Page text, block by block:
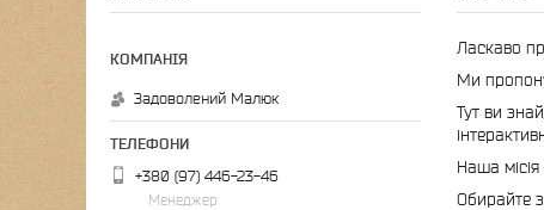
Ласкаво
Ми
Тут ви
Наша
Обирайте
Задоволений Малюк
+380 (97) 446-23-46
Менеджер